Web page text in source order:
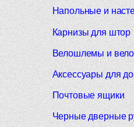
Напольные и
Карнизы для штор
Велошлемы и
Аксессуары для
Почтовые ящики
Черные дверные